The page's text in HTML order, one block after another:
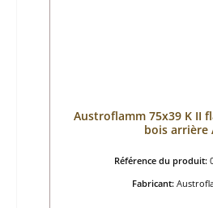
Austroflamm 75x39 K II
bois arrière
Référence du produit:
Fabricant: